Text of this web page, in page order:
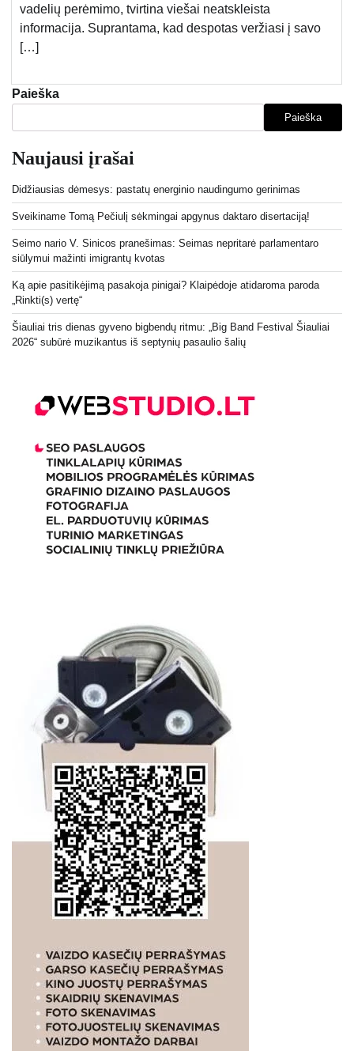
vadelių perėmimo, tvirtina viešai neatskleista
informacija. Suprantama, kad despotas veržiasi į savo
[…]
Paieška
Paieška
Naujausi įrašai
Didžiausias dėmesys: pastatų energinio naudingumo gerinimas
Sveikiname Tomą Pečiulį sėkmingai apgynus daktaro disertaciją!
Seimo nario V. Sinicos pranešimas: Seimas nepritarė parlamentaro
siūlymui mažinti imigrantų kvotas
Ką apie pasitikėjimą pasakoja pinigai? Klaipėdoje atidaroma paroda
„Rinkti(s) vertę“
Šiauliai tris dienas gyveno bigbendų ritmu: „Big Band Festival Šiauliai
2026“ subūrė muzikantus iš septynių pasaulio šalių